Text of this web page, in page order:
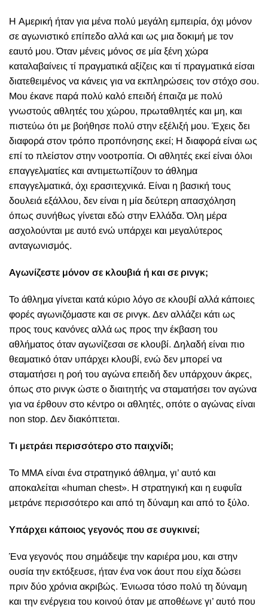
Η Αμερική ήταν για μένα πολύ μεγάλη εμπειρία, όχι μόνον
σε αγωνιστικό επίπεδο αλλά και ως μια δοκιμή με τον
εαυτό μου. Όταν μένεις μόνος σε μία ξένη χώρα
καταλαβαίνεις τί πραγματικά αξίζεις και τί πραγματικά είσαι
διατεθειμένος να κάνεις για να εκπληρώσεις τον στόχο σου.
Μου έκανε παρά πολύ καλό επειδή έπαιζα με πολύ
γνωστούς αθλητές του χώρου, πρωταθλητές και μη, και
πιστεύω ότι με βοήθησε πολύ στην εξέλιξή μου. Έχεις δει
διαφορά στον τρόπο προπόνησης εκεί; Η διαφορά είναι ως
επί το πλείστον στην νοοτροπία. Οι αθλητές εκεί είναι όλοι
επαγγελματίες και αντιμετωπίζουν το άθλημα
επαγγελματικά, όχι ερασιτεχνικά. Είναι η βασική τους
δουλειά εξάλλου, δεν είναι η μία δεύτερη απασχόληση
όπως συνήθως γίνεται εδώ στην Ελλάδα. Όλη μέρα
ασχολούνται με αυτό ενώ υπάρχει και μεγαλύτερος
ανταγωνισμός.
Αγωνίζεστε μόνον σε κλουβιά ή και σε ρινγκ;
Το άθλημα γίνεται κατά κύριο λόγο σε κλουβί αλλά κάποιες
φορές αγωνιζόμαστε και σε ρινγκ. Δεν αλλάζει κάτι ως
προς τους κανόνες αλλά ως προς την έκβαση του
αθλήματος όταν αγωνίζεσαι σε κλουβί. Δηλαδή είναι πιο
θεαματικό όταν υπάρχει κλουβί, ενώ δεν μπορεί να
σταματήσει η ροή του αγώνα επειδή δεν υπάρχουν άκρες,
όπως στο ρινγκ ώστε ο διαιτητής να σταματήσει τον αγώνα
για να έρθουν στο κέντρο οι αθλητές, οπότε ο αγώνας είναι
non stop. Δεν διακόπτεται.
Τι μετράει περισσότερο στο παιχνίδι;
Το ΜΜΑ είναι ένα στρατηγικό άθλημα, γι’ αυτό και
αποκαλείται «human chest». Η στρατηγική και η ευφυΐα
μετράνε περισσότερο και από τη δύναμη και από το ξύλο.
Υπάρχει κάποιος γεγονός που σε συγκινεί;
Ένα γεγονός που σημάδεψε την καριέρα μου, και στην
ουσία την εκτόξευσε, ήταν ένα νοκ άουτ που είχα δώσει
πριν δύο χρόνια ακριβώς. Ένιωσα τόσο πολύ τη δύναμη
και την ενέργεια του κοινού όταν με αποθέωνε γι’ αυτό που